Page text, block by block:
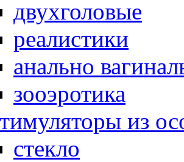
двухголовые
реалистики
анально
зооэротика
из
стекло